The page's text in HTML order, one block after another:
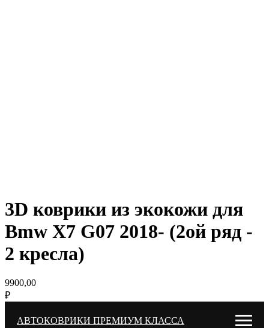
3D коврики из экокожи для
Bmw X7 G07 2018- (2ой ряд -
2 кресла)
9900,00
₽
АВТОКОВРИКИ ПРЕМИУМ КЛАССА